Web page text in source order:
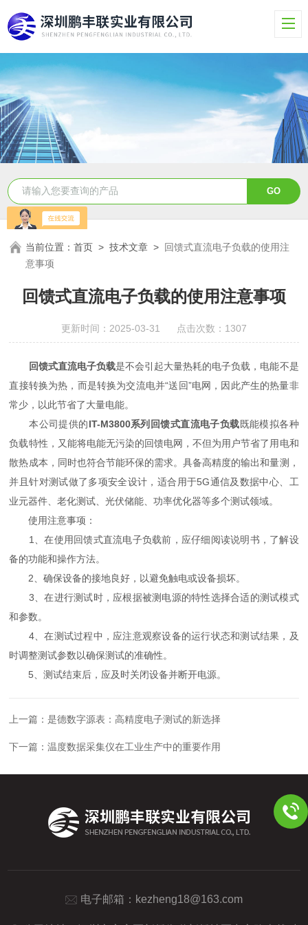
当前位置：首页 >技术文章 > 回馈式直流电子负载的使用注
意事项
回馈式直流电子负载的使用注意事项
更新时间：2025-03-31 点击次数：1307
回馈式直流电子负载是不会引起大量热耗的电子负载，电能不是
直接转换为热，而是转换为交流电并“送回”电网，因此产生的热量非
常少，以此节省了大量电能。
本公司提供的IT-M3800系列回馈式直流电子负载既能模拟各种
负载特性，又能将电能无污染的回馈电网，不但为用户节省了用电和
散热成本，同时也符合节能环保的需求。具备高精度的输出和量测，
并且针对测试做了多项安全设计，适合用于5G通信及数据中心、工
业元器件、老化测试、光伏储能、功率优化器等多个测试领域。
使用注意事项：
1、在使用回馈式直流电子负载前，应仔细阅读说明书，了解设
备的功能和操作方法。
2、确保设备的接地良好，以避免触电或设备损坏。
3、在进行测试时，应根据被测电源的特性选择合适的测试模式
和参数。
4、在测试过程中，应注意观察设备的运行状态和测试结果，及
时调整测试参数以确保测试的准确性。
5、测试结束后，应及时关闭设备并断开电源。
上一篇：是德数字源表：高精度电子测试的新选择
下一篇：温度数据采集仪在工业生产中的重要作用
电子邮箱： kezheng18@163.com